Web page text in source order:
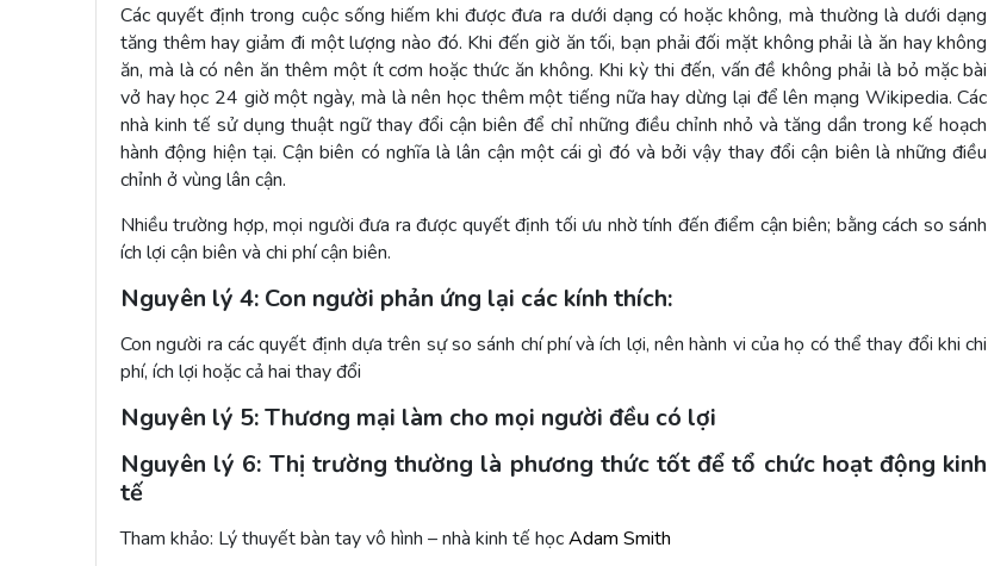
Các quyết định trong cuộc sống hiếm khi được đưa ra dưới dạng có hoặc không, mà thường là dưới dạng
tăng thêm hay giảm đi một lượng nào đó. Khi đến giờ ăn tối, bạn phải đối mặt không phải là ăn hay không
ăn, mà là có nên ăn thêm một ít cơm hoặc thức ăn không. Khi kỳ thi đến, vấn đề không phải là bỏ mặc bài
vở hay học 24 giờ một ngày, mà là nên học thêm một tiếng nữa hay dừng lại để lên mạng Wikipedia. Các
nhà kinh tế sử dụng thuật ngữ thay đổi cận biên để chỉ những điều chỉnh nhỏ và tăng dần trong kế hoạch
hành động hiện tại. Cận biên có nghĩa là lân cận một cái gì đó và bởi vậy thay đổi cận biên là những điều
chỉnh ở vùng lân cận.
Nhiều trường hợp, mọi người đưa ra được quyết định tối ưu nhờ tính đến điểm cận biên; bằng cách so sánh
ích lợi cận biên và chi phí cận biên.
Nguyên lý 4: Con người phản ứng lại các kính thích:
Con người ra các quyết định dựa trên sự so sánh chí phí và ích lợi, nên hành vi của họ có thể thay đổi khi chi
phí, ích lợi hoặc cả hai thay đổi
Nguyên lý 5: Thương mại làm cho mọi người đều có lợi
Nguyên lý 6: Thị trường thường là phương thức tốt để tổ chức hoạt động kinh
tế
Tham khảo: Lý thuyết bàn tay vô hình – nhà kinh tế họcAdam Smith